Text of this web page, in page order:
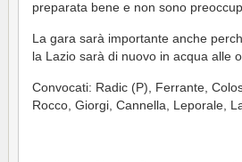
preparata bene e non sono
La gara sarà importante anche
la Lazio sarà di nuovo in acqua alle
Convocati: Radic (P), Ferrante,
Rocco, Giorgi, Cannella, Leporale,